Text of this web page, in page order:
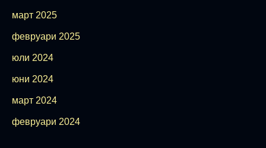
март 2025
февруари 2025
юли 2024
юни 2024
март 2024
февруари 2024